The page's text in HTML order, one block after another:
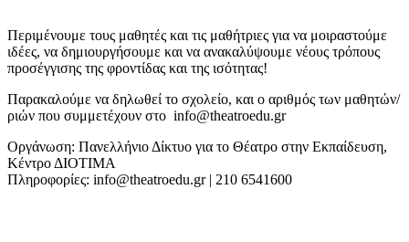
Περιμένουμε τους μαθητές και τις μαθήτριες για να μοιραστούμε
ιδέες, να δημιουργήσουμε και να ανακαλύψουμε νέους τρόπους
προσέγγισης της φροντίδας και της ισότητας!
Παρακαλούμε να δηλωθεί το σχολείο, και ο αριθμός των μαθητών/
ριών που συμμετέχουν στο info@theatroedu.gr
Οργάνωση: Πανελλήνιο Δίκτυο για το Θέατρο στην Εκπαίδευση,
Κέντρο ΔΙΟΤΙΜΑ
Πληροφορίες: info@theatroedu.gr | 210 6541600